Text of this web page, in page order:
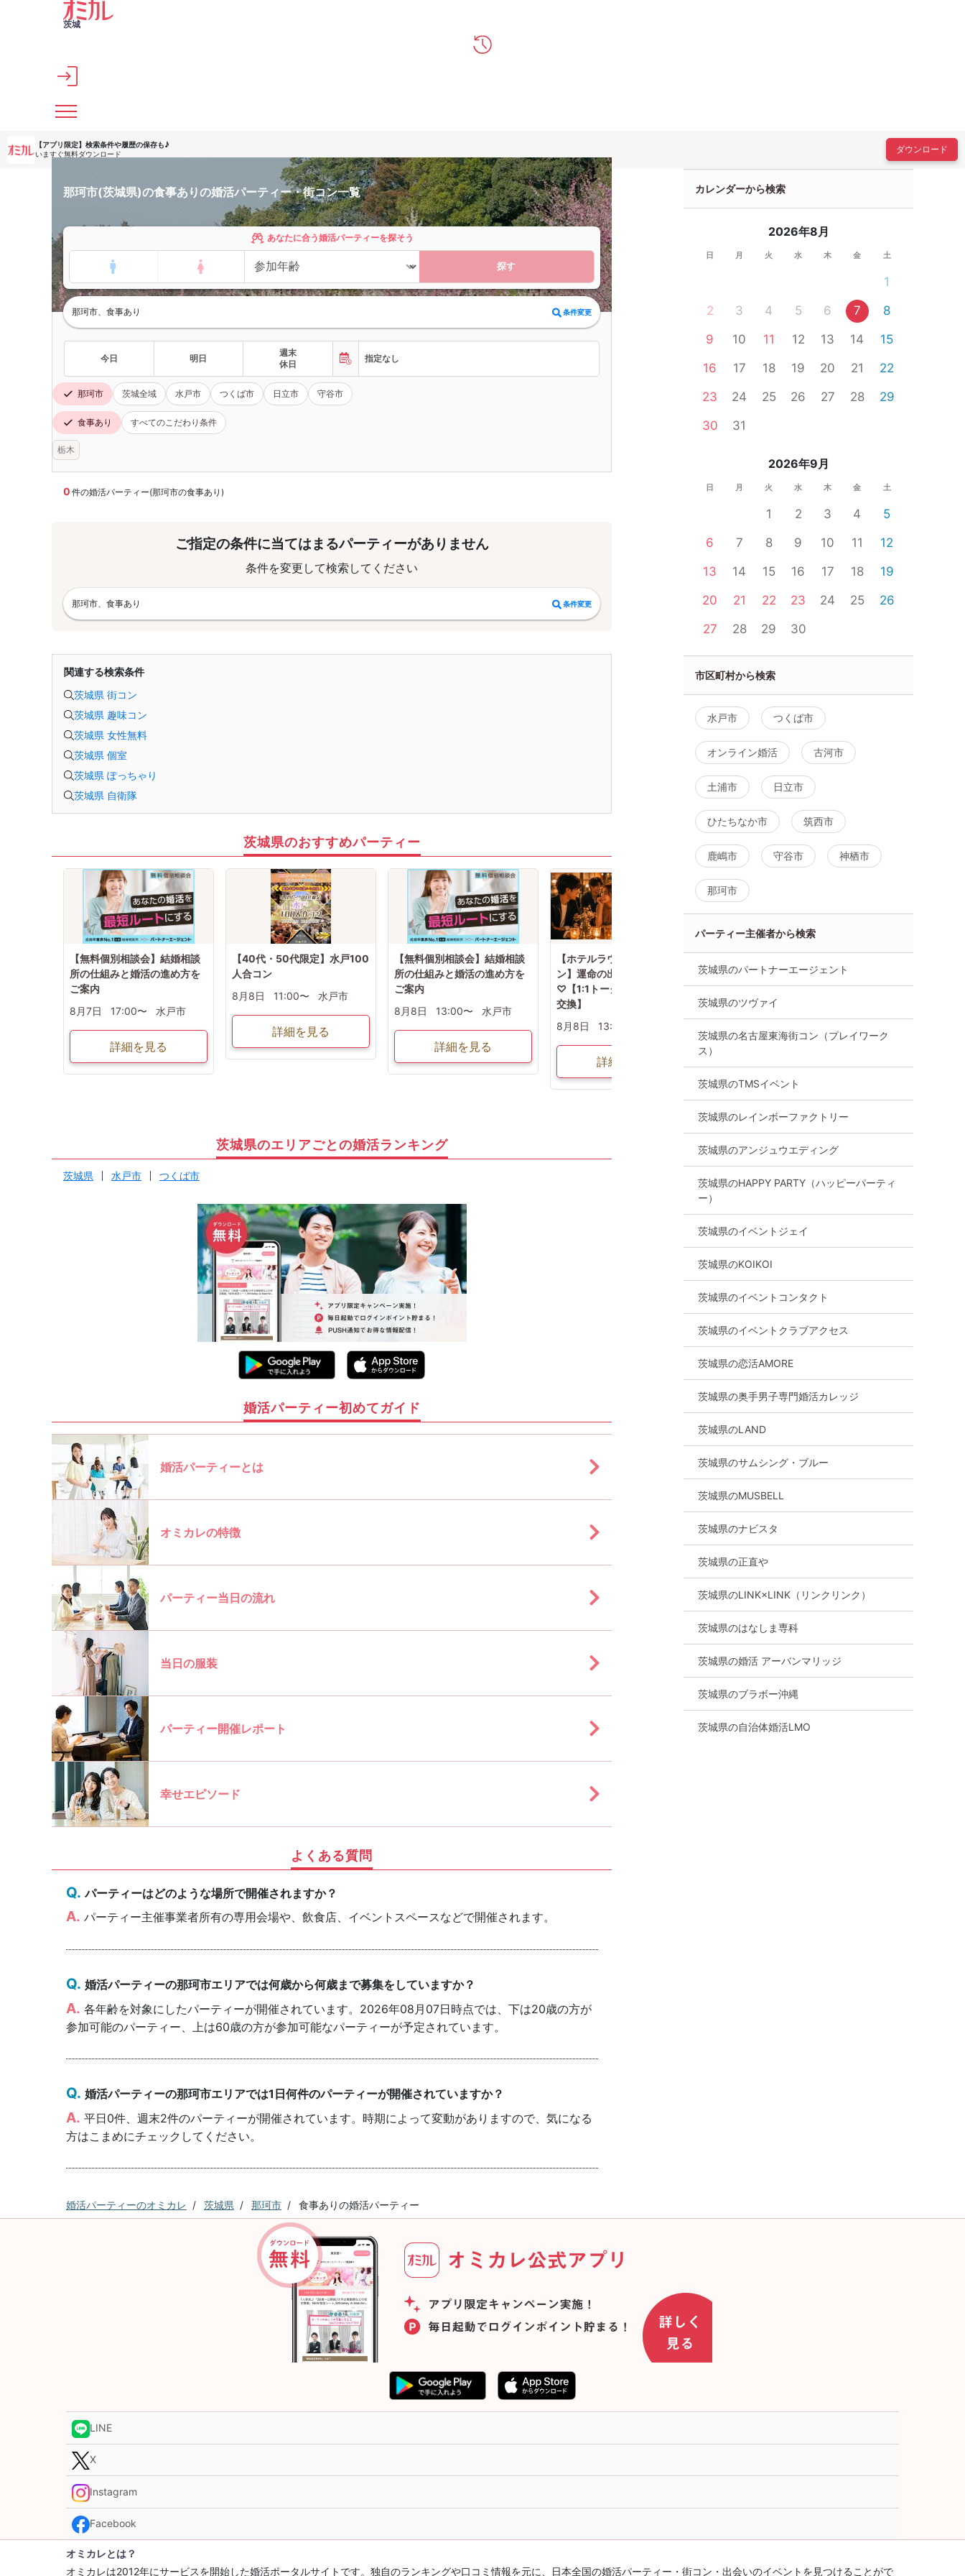
メインコンテンツへスキップ
茨城
【アプリ限定】 検索条件や履歴の保存も♪
いますぐ無料ダウンロード
ダウンロード
那珂市(茨城県)の食事ありの婚活パーティー・街コン一覧
あなたに合う婚活パーティーを探そう
探す
那珂市、食事あり 条件変更
今日 明日
週末
休日
指定なし
那珂市 茨城全域 水戸市 つくば市 日立市 守谷市
食事あり すべてのこだわり条件
栃木
0 件の婚活パーティー(那珂市の食事あり)
ご指定の条件に当てはまるパーティーがありません
条件を変更して検索してください
那珂市、食事あり 条件変更
関連する検索条件
茨城県 街コン
茨城県 趣味コン
茨城県 女性無料
茨城県 個室
茨城県 ぽっちゃり
茨城県 自衛隊
茨城県のおすすめパーティー
【無料個別相談会】結婚相談
所の仕組みと婚活の進め方を
ご案内
8月7日
17:00〜 水戸市
詳細を見る
【40代・50代限定】水戸100
人合コン
8月8日
11:00〜 水戸市
詳細を見る
【無料個別相談会】結婚相談
所の仕組みと婚活の進め方を
ご案内
8月8日
13:00〜 水戸市
詳細を見る
【ホテルラウンジで20代街コ
ン】運命の出逢い見つけよう
♡【1:1トーク】【連絡先自由
交換】
8月8日
13:00〜
詳細を見る
愛はじめませんか？落ち着い
た空間でじっくりお話ししよ
う♡〈完全貸切ホテルラウン
ジ〉〈1:1トーク〉
8月8日
15:00〜 水戸市
かる動画紹介中】
茨城県のエリアごとの婚活ランキング
茨城県 水戸市 つくば市
婚活パーティー初めてガイド
婚活パーティーとは
オミカレの特徴
パーティー当日の流れ
当日の服装
パーティー開催レポート
幸せエピソード
よくある質問
パーティーはどのような場所で開催されますか？
パーティー主催事業者所有の専用会場や、飲食店、イベントスペースなどで開催されます。
婚活パーティーの那珂市エリアでは何歳から何歳まで募集をしていますか？
各年齢を対象にしたパーティーが開催されています。2026年08月07日時点では、下は20歳の方が
参加可能のパーティー、上は60歳の方が参加可能なパーティーが予定されています。
婚活パーティーの那珂市エリアでは1日何件のパーティーが開催されていますか？
平日0件、週末2件のパーティーが開催されています。時期によって変動がありますので、気になる
方はこまめにチェックしてください。
カレンダーから検索
2026年8月
日 月 火 水 木 金 土
1
2
3 4 5 6 7
8
9
10 11 12 13 14
15
16
17 18 19 20 21
22
23
24 25 26 27 28
29
30
31
2026年9月
日 月 火 水 木 金 土
1 2 3 4
5
6
7 8 9 10 11
12
13
14 15 16 17 18
19
20
21 22 23 24 25
26
27
28 29 30
市区町村から検索
水戸市 つくば市
オンライン婚活 古河市
土浦市 日立市
ひたちなか市 筑西市
鹿嶋市 守谷市 神栖市
那珂市
パーティー主催者から検索
茨城県のパートナーエージェント
茨城県のツヴァイ
茨城県の名古屋東海街コン（プレイワーク
ス）
茨城県のTMSイベント
茨城県のレインボーファクトリー
茨城県のアンジュウエディング
茨城県のHAPPY PARTY（ハッピーパーティ
ー）
茨城県のイベントジェイ
茨城県のKOIKOI
茨城県のイベントコンタクト
茨城県のイベントクラブアクセス
茨城県の恋活AMORE
茨城県の奥手男子専門婚活カレッジ
茨城県のLAND
茨城県のサムシング・ブルー
茨城県のMUSBELL
茨城県のナビスタ
茨城県の正直や
茨城県のLINK×LINK（リンクリンク）
茨城県のはなしま専科
茨城県の婚活 アーバンマリッジ
茨城県のブラボー沖縄
茨城県の自治体婚活LMO
婚活パーティーのオミカレ 茨城県 那珂市 食事ありの婚活パーティー
LINE
X
Instagram
Facebook
オミカレとは？
オミカレは2012年にサービスを開始した婚活ポータルサイトです。独自のランキングや口コミ情報を元に、日本全国の婚活パーティー・街コン・出会いのイベントを見つけることがで